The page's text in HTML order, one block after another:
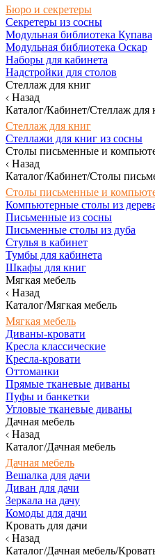
Бюро и секретеры
Секретеры из сосны
Модульная библиотека Купава
Модульная библиотека Оскар
Наборы для кабинета
Надстройки для столов
Стеллаж для книг
Назад
Каталог/Кабинет/Стеллаж для
Стеллаж для книг
Стеллажи для книг из сосны
Столы письменные и
Назад
Каталог/Кабинет/Столы
Столы письменные и
Компьютерные столы из
Письменные из сосны
Письменные столы из дуба
Стулья в кабинет
Тумбы для кабинета
Шкафы для книг
Мягкая мебель
Назад
Каталог/Мягкая мебель
Мягкая мебель
Диваны-кровати
Кресла классические
Кресла-кровати
Оттоманки
Прямые тканевые диваны
Пуфы и банкетки
Угловые тканевые диваны
Дачная мебель
Назад
Каталог/Дачная мебель
Дачная мебель
Вешалка для дачи
Диван для дачи
Зеркала на дачу
Комоды для дачи
Кровать для дачи
Назад
Каталог/Дачная мебель/